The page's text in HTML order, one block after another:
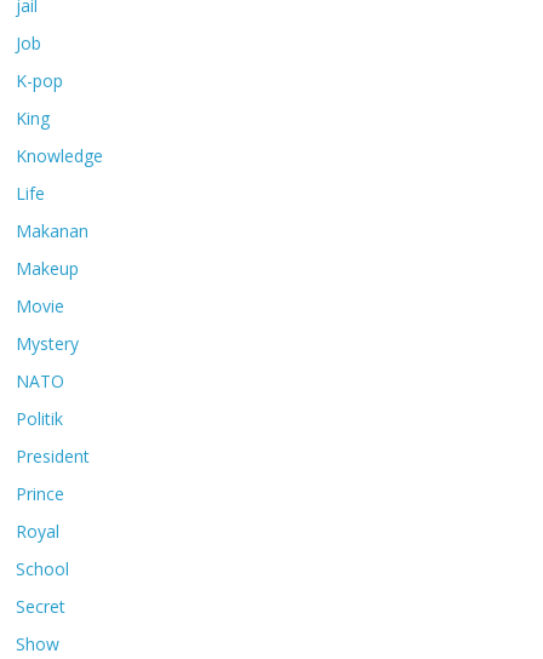
jail
Job
K-pop
King
Knowledge
Life
Makanan
Makeup
Movie
Mystery
NATO
Politik
President
Prince
Royal
School
Secret
Show